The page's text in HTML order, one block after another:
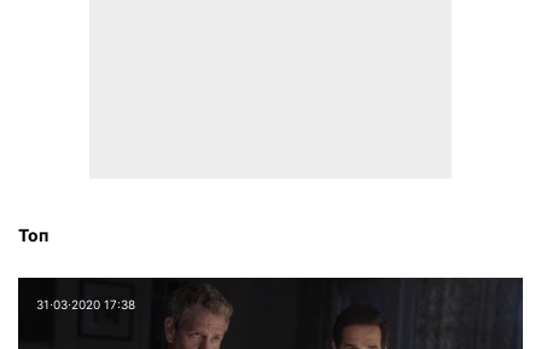
Топ
31⋅03⋅2020 17:38